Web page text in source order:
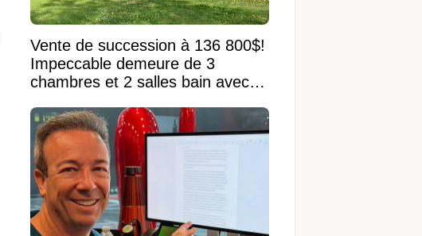
Vente de succession à 136 800$!
Impeccable demeure de 3
chambres et 2 salles bain avec